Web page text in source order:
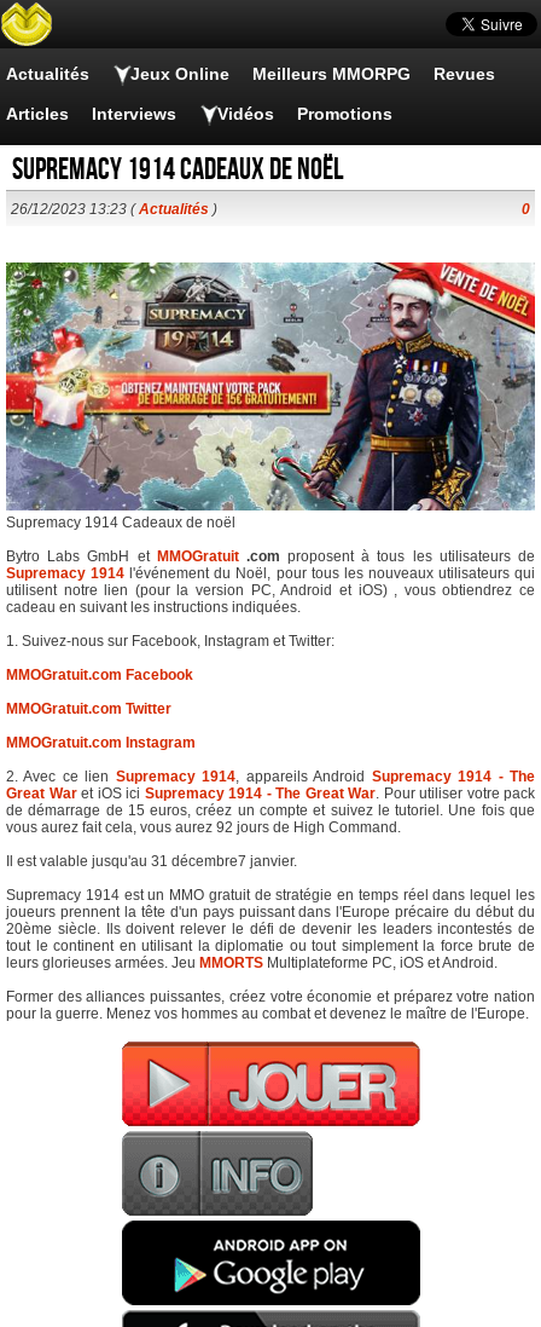
Actualités Jeux Online Meilleurs MMORPG Revues
Articles Interviews Vidéos Promotions
Supremacy 1914 Cadeaux de noël
26/12/2023 13:23 (Actualités ) 0
Supremacy 1914 Cadeaux de noël
Bytro Labs GmbH et MMOGratuit.com proposent à tous les utilisateurs de
Supremacy 1914 l'événement du Noël, pour tous les nouveaux utilisateurs qui
utilisent notre lien (pour la version PC, Android et iOS) , vous obtiendrez ce
cadeau en suivant les instructions indiquées.
1. Suivez-nous sur Facebook, Instagram et Twitter:
MMOGratuit.com Facebook
MMOGratuit.com Twitter
MMOGratuit.com Instagram
2. Avec ce lien Supremacy 1914, appareils Android Supremacy 1914 - The
Great Waret iOS ici Supremacy 1914 - The Great War. Pour utiliser votre pack
de démarrage de 15 euros, créez un compte et suivez le tutoriel. Une fois que
vous aurez fait cela, vous aurez 92 jours de High Command.
Il est valable jusqu'au 31 décembre7 janvier.
Supremacy 1914 est un MMO gratuit de stratégie en temps réel dans lequel les
joueurs prennent la tête d'un pays puissant dans l'Europe précaire du début du
20ème siècle. Ils doivent relever le défi de devenir les leaders incontestés de
tout le continent en utilisant la diplomatie ou tout simplement la force brute de
leurs glorieuses armées. Jeu MMORTS Multiplateforme PC, iOS et Android.
Former des alliances puissantes, créez votre économie et préparez votre nation
pour la guerre. Menez vos hommes au combat et devenez le maître de l'Europe.